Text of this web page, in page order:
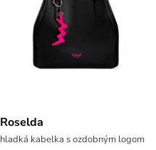
Roselda
hladká kabelka s ozdobným logom